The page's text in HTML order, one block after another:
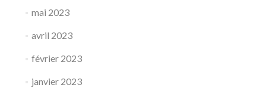
mai 2023
avril 2023
février 2023
janvier 2023